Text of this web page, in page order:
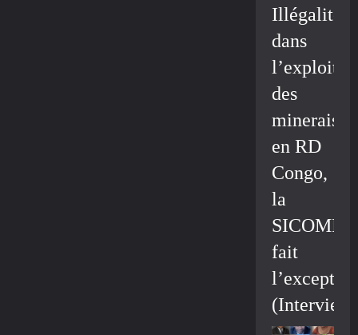
Illégalité
dans
des
minerais
en RD
Congo,
la
fait
(Interview)